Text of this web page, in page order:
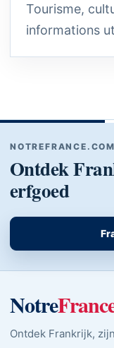
Tourisme,
informations
NOTREFRANCE.COM
Ontdek
erfgoed
Notre
Ontdek Frankrijk,